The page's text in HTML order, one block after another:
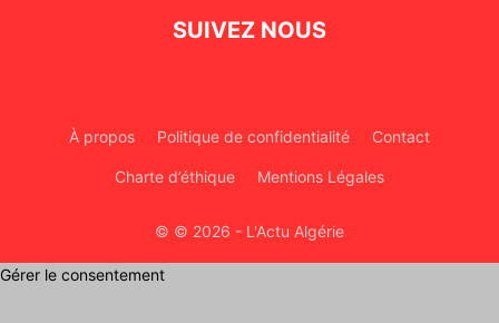
SUIVEZ NOUS
À propos Politique de confidentialité Contact
Charte d’éthique Mentions Légales
© © 2026 - L'Actu Algérie
Gérer le consentement